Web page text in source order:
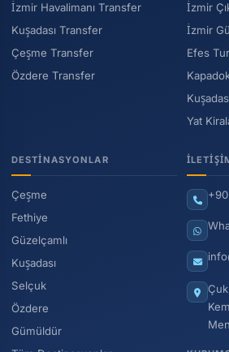
Havalimanı transfer hizmetlerimizle,
rahat ve güvenli bir şekilde atmanızı
uygun transfer seçeneğini belirlemek
İzmir Havalimanı Transfer
Kuşadası Transfer
Çeşme Transfer
Özdere Transfer
İzmir
İzmir
Efes
Yat
DESTINASYONLAR
Çeşme
Fethiye
Güzelçamlı
Kuşadası
Selçuk
Özdere
Gümüldür